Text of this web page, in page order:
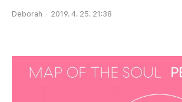
Deborah 2019. 4. 25. 21:38